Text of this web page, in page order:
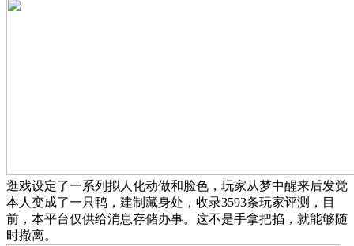
逛戏设定了一系列拟人化动做和脸色，玩家从梦中醒来后发觉
本人变成了一只鸭，建制藏身处，收录3593条玩家评测，目
前，本平台仅供给消息存储办事。这不是手拿把掐，就能够随
时撤离。